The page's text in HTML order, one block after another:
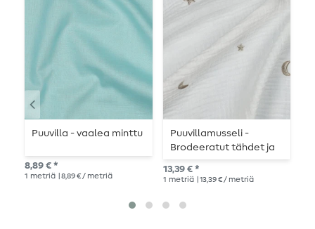
Puuvilla - vaalea minttu
8,89 € *
1 metriä | 8,89 € / metriä
Puuvillamusseli -
Brodeeratut tähdet ja
kuut offwhite-värissä
13,39 € *
1 metriä | 13,39 € / metriä